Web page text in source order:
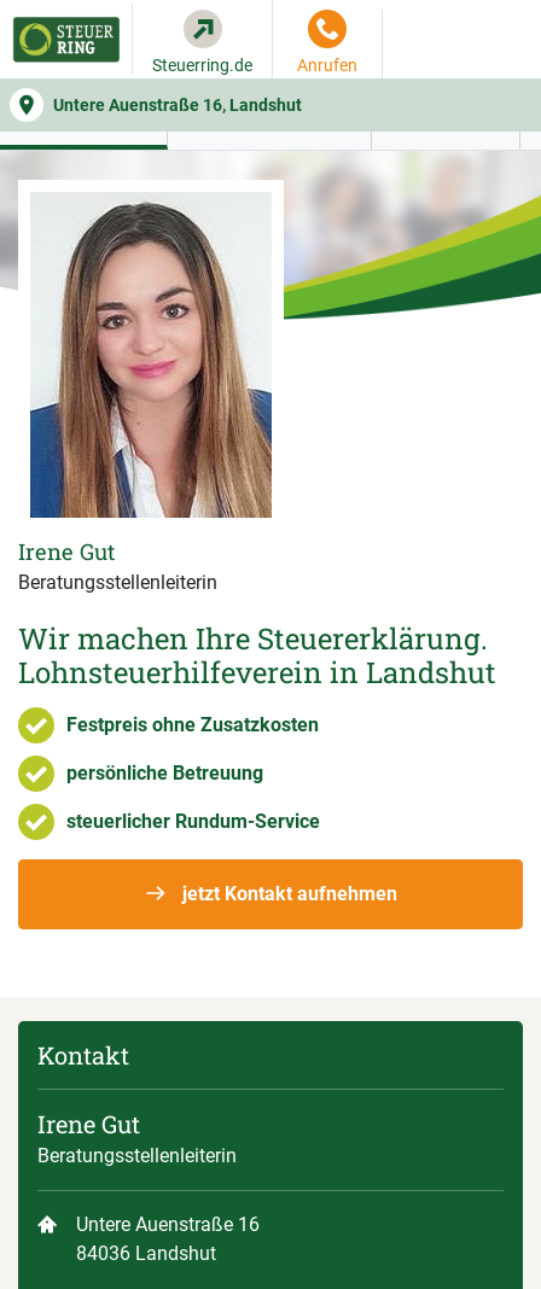
Untere Auenstraße 16, Landshut
Steuerring.de Anrufen
WER SIE BERÄT BEITRAGSRECHNER
Wir machen Ihre Steuererklärung.
Lohnsteuerhilfeverein in Landshut
Festpreis ohne Zusatzkosten
persönliche Betreuung
steuerlicher Rundum-Service
jetzt Kontakt aufnehmen
Irene Gut
Beratungsstellenleiterin
Kontakt
Irene Gut
Beratungsstellenleiterin
Untere Auenstraße 16
84036 Landshut